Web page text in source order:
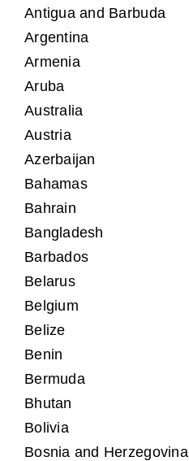
Antigua and Barbuda
Argentina
Armenia
Aruba
Australia
Austria
Azerbaijan
Bahamas
Bahrain
Bangladesh
Barbados
Belarus
Belgium
Belize
Benin
Bermuda
Bhutan
Bolivia
Bosnia and Herzegovina